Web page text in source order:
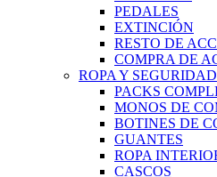
PEDALES
EXTINCIÓN
RESTO DE
COMPRA DE
ROPA Y SEGURIDAD
PACKS
MONOS DE
BOTINES DE
GUANTES
ROPA
CASCOS